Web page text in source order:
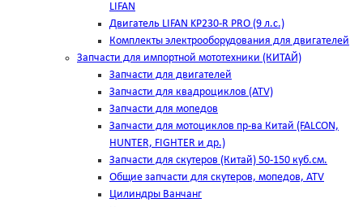
LIFAN
Двигатель LIFAN KP230-R PRO (9 л.с.)
Комплекты электрооборудования для двигателей
Запчасти для импортной мототехники (КИТАЙ)
Запчасти для двигателей
Запчасти для квадроциклов (ATV)
Запчасти для мопедов
Запчасти для мотоциклов пр-ва Китай (FALCON,
HUNTER, FIGHTER и др.)
Запчасти для скутеров (Китай) 50-150 куб.см.
Общие запчасти для скутеров, мопедов, ATV
Цилиндры Ванчанг